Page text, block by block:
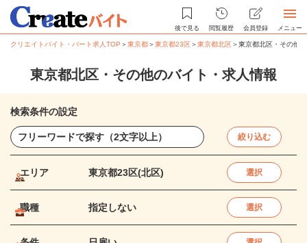
後で見る 閲覧履歴 会員登録 メニュー
クリエイトバイト・パート求人TOP ＞東京都＞東京都23区＞東京都北区＞東京都北区・その他
東京都北区・その他のバイト・求人情報
検索条件の設定
絞り込む
エリア 東京都23区(北区) 選択
職種 指定しない 選択